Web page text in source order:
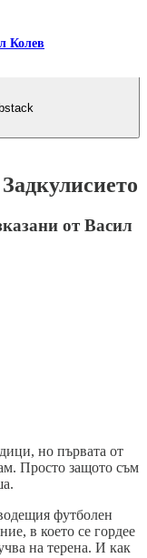
Колев
от Васил
но първата от
Просто защото съм
футболен
в което се гордее
на терена. И как